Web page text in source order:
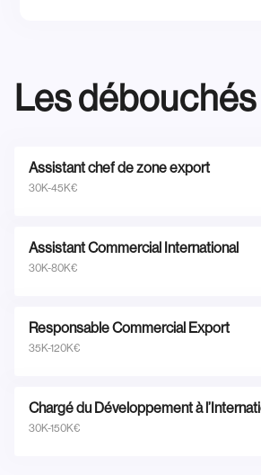
Les
Assistant chef de zone export
30K-45K€
Assistant Commercial International
30K-80K€
Responsable Commercial Export
35K-120K€
Chargé du Développement à
30K-150K€